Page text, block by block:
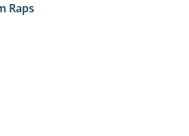
Raps